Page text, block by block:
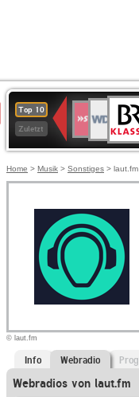
Top 10
Zuletzt
80er
90er
OLDIE
4
BR-
SWR
Kultur
NDR
2
Home > Musik > Sonstiges >
© laut.fm
Info Webradio
Webradios von laut.fm